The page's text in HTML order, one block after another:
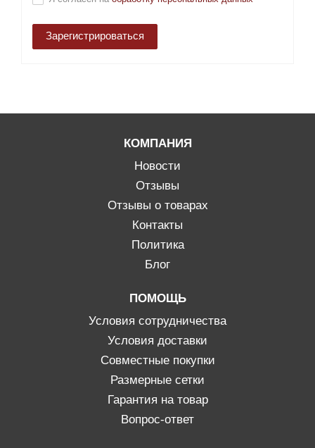
Зарегистрироваться
КОМПАНИЯ
Новости
Отзывы
Отзывы о товарах
Контакты
Политика
Блог
ПОМОЩЬ
Условия сотрудничества
Условия доставки
Совместные покупки
Размерные сетки
Гарантия на товар
Вопрос-ответ